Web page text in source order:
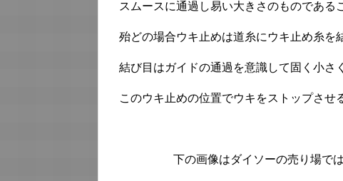
スムースに通過し易い大きさのものである
殆どの場合ウキ止めは道糸にウキ止め糸を
結び目はガイドの通過を意識して固く小さ
このウキ止めの位置でウキをストップさせ
下の画像はダイソーの売り場で